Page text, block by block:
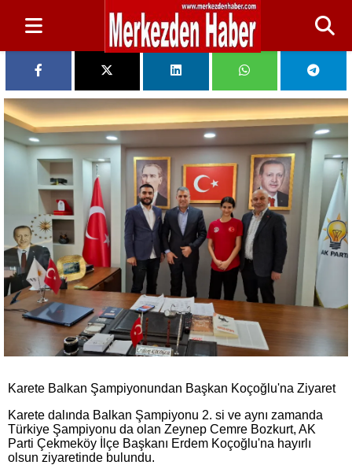
Karete Balkan Şampiyonundan Başkan Koçoğlu'na Ziyaret
Karete dalında Balkan Şampiyonu 2. si ve aynı zamanda
Türkiye Şampiyonu da olan Zeynep Cemre Bozkurt, AK
Parti Çekmeköy İlçe Başkanı Erdem Koçoğlu'na hayırlı
olsun ziyaretinde bulundu.